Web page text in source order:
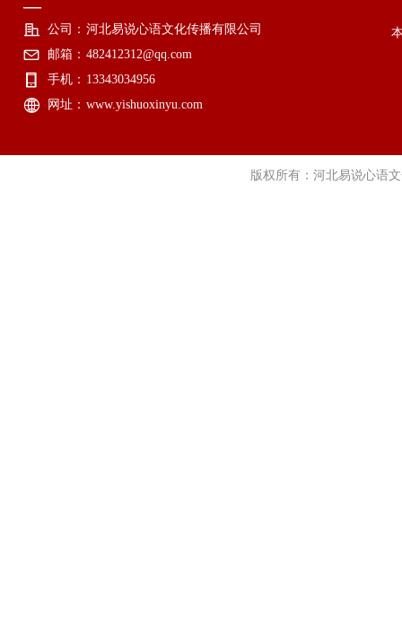
版权所有：河北易说心语
—
公司： 河北易说心语文化传播有限公司
邮箱： 482412312@qq.com
手机： 13343034956
网址： www.yishuoxinyu.com